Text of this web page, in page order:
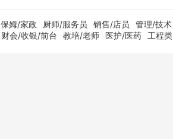
保姆/家政 厨师/服务员 销售/店员 管理/技术
财会/收银/前台 教培/老师 医护/医药 工程类